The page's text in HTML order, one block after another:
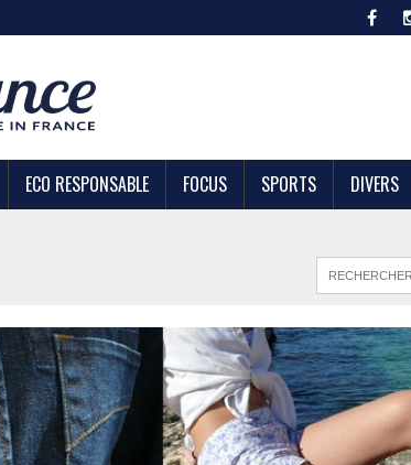
ECO RESPONSABLE FOCUS SPORTS DIVERS